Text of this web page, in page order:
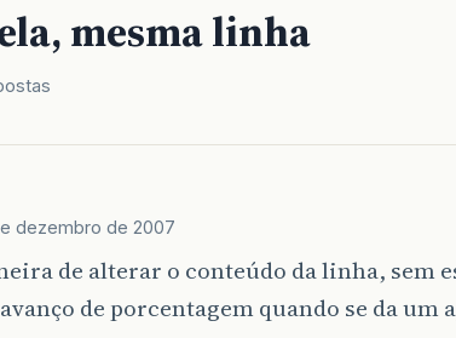
mesma linha
dezembro de 2007
de alterar o conteúdo da linha, sem
de porcentagem quando se da um